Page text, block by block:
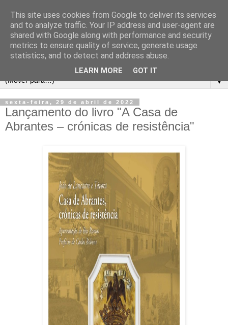
▼
sexta-feira, 29 de abril de 2022
Lançamento do livro "A Casa de
Abrantes – crónicas de resistência"
This site uses cookies from Google to deliver its services
and to analyze traffic. Your IP address and user-agent are
shared with Google along with performance and security
metrics to ensure quality of service, generate usage
statistics, and to detect and address abuse.
LEARN MORE GOT IT